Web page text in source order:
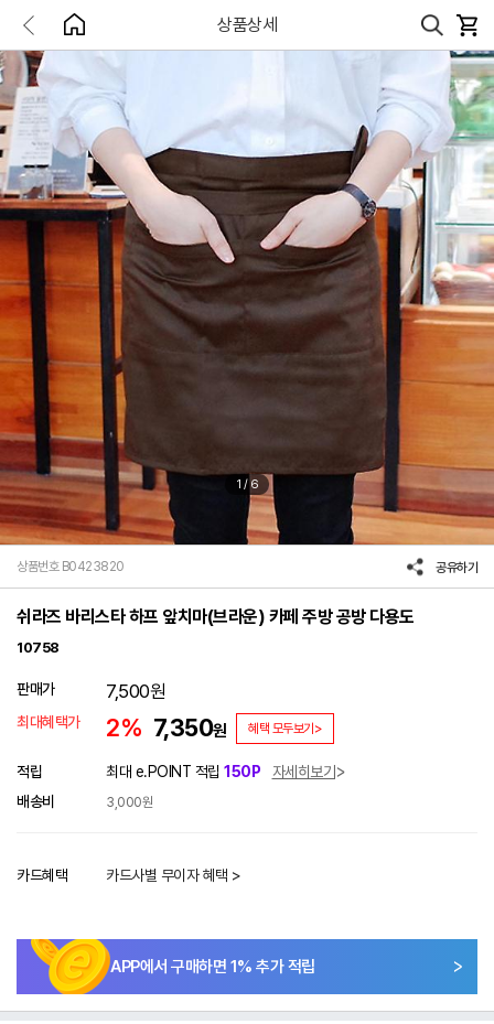
상품상세
1 / 6
상품번호 B0423820 공유하기
쉬라즈 바리스타 하프 앞치마(브라운) 카페 주방 공방 다용도
10758
판매가 7,500원
최대혜택가 2% 7,350원 혜택 모두보기>
적립 최대 e.POINT 적립 150P
자세히보기
배송비
3,000원
카드혜택 카드사별 무이자 혜택 >
APP에서 구매하면 1% 추가 적립